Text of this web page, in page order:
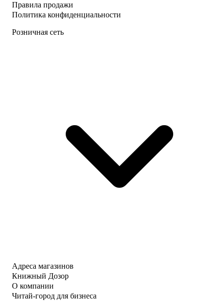
Правила продажи
Политика конфиденциальности
Розничная сеть
Адреса магазинов
Книжный Дозор
О компании
Читай-город для бизнеса